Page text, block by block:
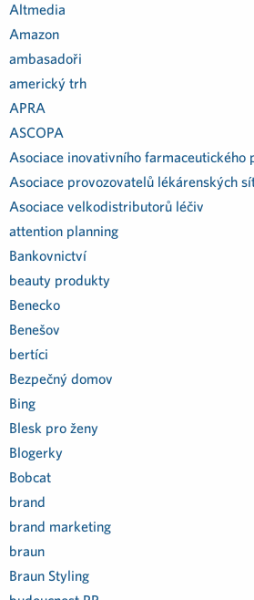
Altmedia
Amazon
ambasadoři
americký trh
APRA
ASCOPA
Asociace inovativního farmaceutického
Asociace provozovatelů lékárenských
Asociace velkodistributorů léčiv
attention planning
Bankovnictví
beauty produkty
Benecko
Benešov
bertíci
Bezpečný domov
Bing
Blesk pro ženy
Blogerky
Bobcat
brand
brand marketing
braun
Braun Styling